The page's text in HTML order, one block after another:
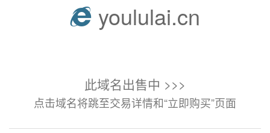
yoululai.cn
此域名出售中 >>>
点击域名将跳至交易详情和“立即购买”页面